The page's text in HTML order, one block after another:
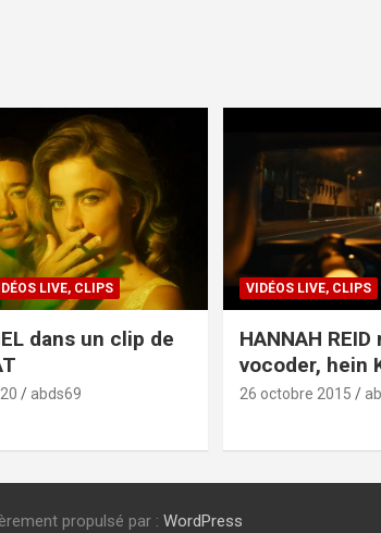
LIVE, CLIPS
dans un clip de
abds69
VIDÉOS LIVE, CLIPS
HANNAH
vocoder, hein
26 octobre 2015
propulsé par : WordPress